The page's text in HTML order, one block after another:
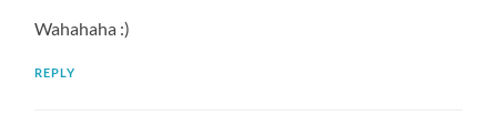
Wahahaha :)
REPLY